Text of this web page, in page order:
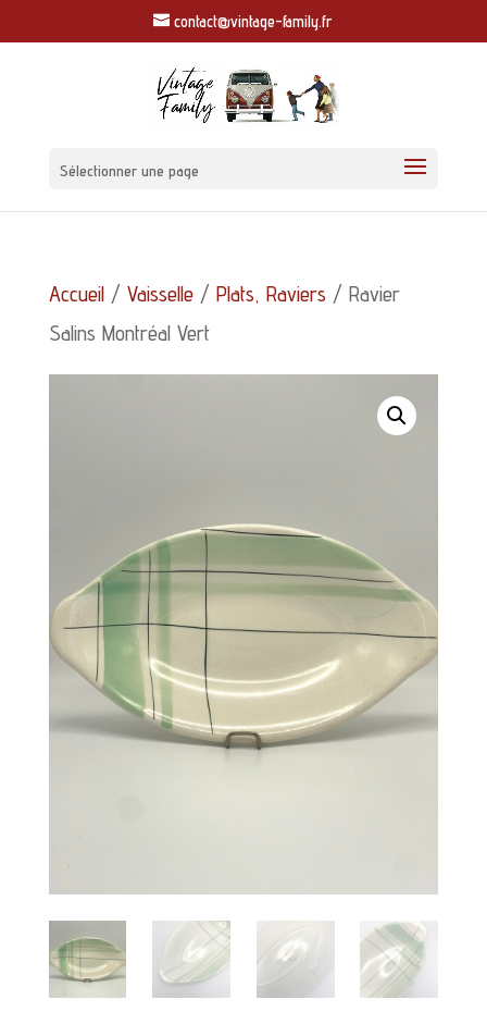
contact@vintage-family.fr
Sélectionner une page
Accueil/ Vaisselle/ Plats, Raviers / Ravier
Salins Montréal Vert